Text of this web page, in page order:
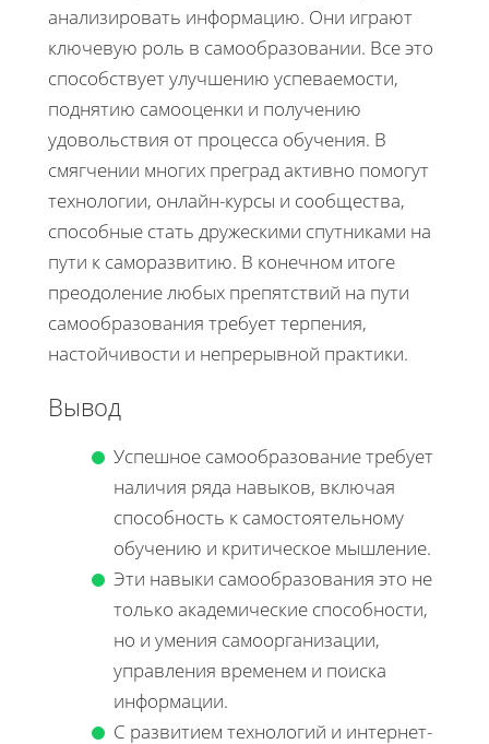
анализировать информацию. Они играют
ключевую роль в самообразовании. Все это
способствует улучшению успеваемости,
поднятию самооценки и получению
удовольствия от процесса обучения. В
смягчении многих преград активно помогут
технологии, онлайн-курсы и сообщества,
способные стать дружескими спутниками на
пути к саморазвитию. В конечном итоге
преодоление любых препятствий на пути
самообразования требует терпения,
настойчивости и непрерывной практики.
Вывод
Успешное самообразование требует
наличия ряда навыков, включая
способность к самостоятельному
обучению и критическое мышление.
Эти навыки самообразования это не
только академические способности,
но и умения самоорганизации,
управления временем и поиска
информации.
С развитием технологий и интернет-